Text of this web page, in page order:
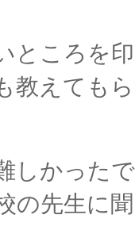
ところを
教えても
しかった
の先生に